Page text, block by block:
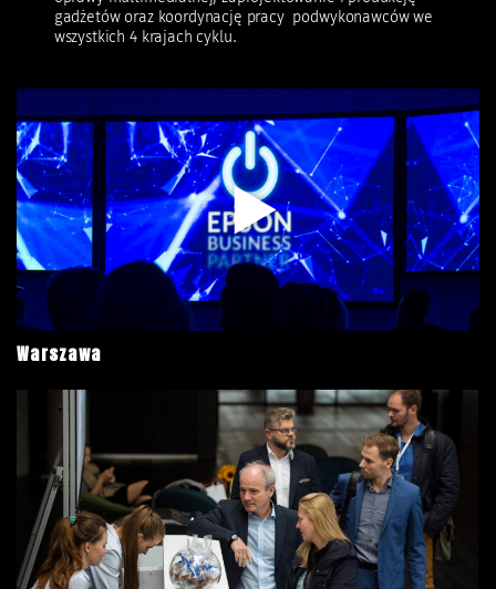
gadżetów oraz koordynację pracy podwykonawców we
wszystkich 4 krajach cyklu.
Warszawa